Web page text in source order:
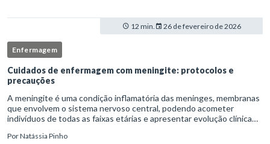
12 min. 26 de fevereiro de 2026
Enfermagem
Cuidados de enfermagem com meningite: protocolos e
precauções
A meningite é uma condição inflamatória das meninges, membranas
que envolvem o sistema nervoso central, podendo acometer
indivíduos de todas as faixas etárias e apresentar evolução clínica
PorNatássia Pinho